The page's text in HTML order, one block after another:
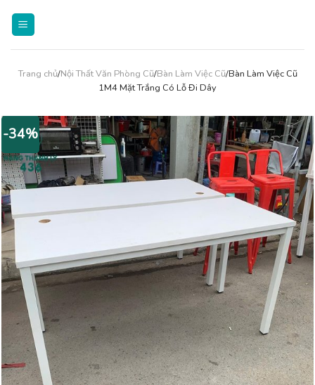
Trang chủ/Nội Thất Văn Phòng Cũ/Bàn Làm Việc Cũ/Bàn Làm Việc Cũ
1M4 Mặt Trắng Có Lỗ Đi Dây
-34%